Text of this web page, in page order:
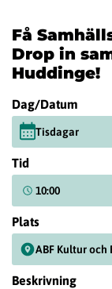
Få
Drop in
Huddinge!
Dag/Datum
Tisdagar
Tid
10:00
Plats
ABF Kultur och
Beskrivning